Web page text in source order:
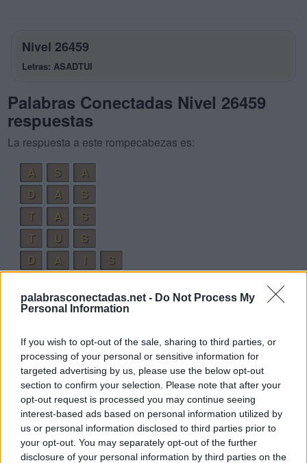
palabrasconectadas.net - Do Not Process My
Personal Information
If you wish to opt-out of the sale, sharing to third parties, or
processing of your personal or sensitive information for
targeted advertising by us, please use the below opt-out
section to confirm your selection. Please note that after your
opt-out request is processed you may continue seeing
interest-based ads based on personal information utilized by
us or personal information disclosed to third parties prior to
your opt-out. You may separately opt-out of the further
disclosure of your personal information by third parties on the
Nivel 26459
Letras: ASADTUI
Palabras Conectadas Nivel 26459
respuestas
La respuesta a este rompecabezas es:
A
S
A
D
A
S
T
A
S
T
U
S
D
A I
S
A
S I D U
A
Palabras extra:
A
T
A
U
S
A
I
D
A
S
U D
A